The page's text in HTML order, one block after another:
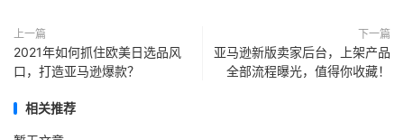
上一篇
2021年如何抓住欧美日选品风
口，打造亚马逊爆款？
下一篇
亚马逊新版卖家后台，上架产品
全部流程曝光，值得你收藏！
相关推荐